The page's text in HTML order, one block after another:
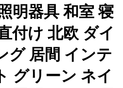
明器具 和室 寝
付け 北欧 ダイ
グ 居間 インテ
グリーン ネイ